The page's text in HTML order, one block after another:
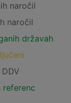
naročil
naročil
državah
referenc